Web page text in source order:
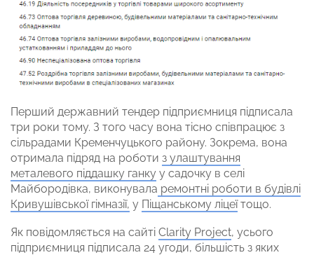
Перший державний тендер підприємниця підписала
три роки тому. З того часу вона тісно співпрацює з
сільрадами Кременчуцького району. Зокрема, вона
отримала підряд на роботи з улаштування
металевого піддашку ганку у садочку в селі
Майбородівка, виконувала ремонтні роботи в будівлі
Кривушівської гімназії, у Піщанському ліцеїтощо.
Як повідомляється на сайті Clarity Project, усього
підприємниця підписала 24 угоди, більшість з яких